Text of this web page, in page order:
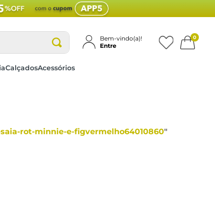
Bem-vindo(a)!
Entre
0
CalçadosAcessórios
rot-minnie-e-figvermelho64010860"